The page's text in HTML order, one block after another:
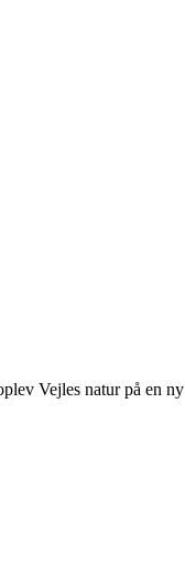
Vejles natur på en ny